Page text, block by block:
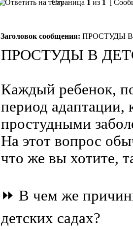
Страница 1 из 1 [
Заголовок сообщения: ПРОСТУДЫ
ПРОСТУДЫ В
Каждый ребенок,
период адаптации,
простудными
На этот вопрос
что же вы хотите,
⏩ В чем же
детских садах?